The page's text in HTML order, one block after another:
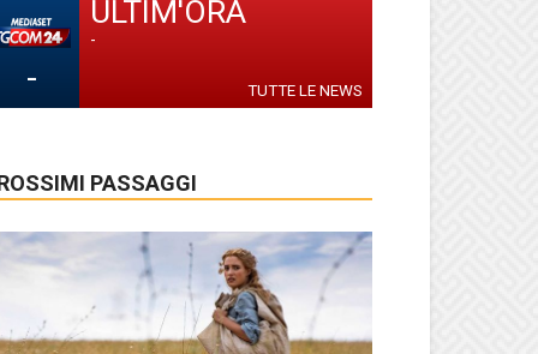
-
ULTIM'ORA
-
TUTTE LE NEWS
PASSAGGI